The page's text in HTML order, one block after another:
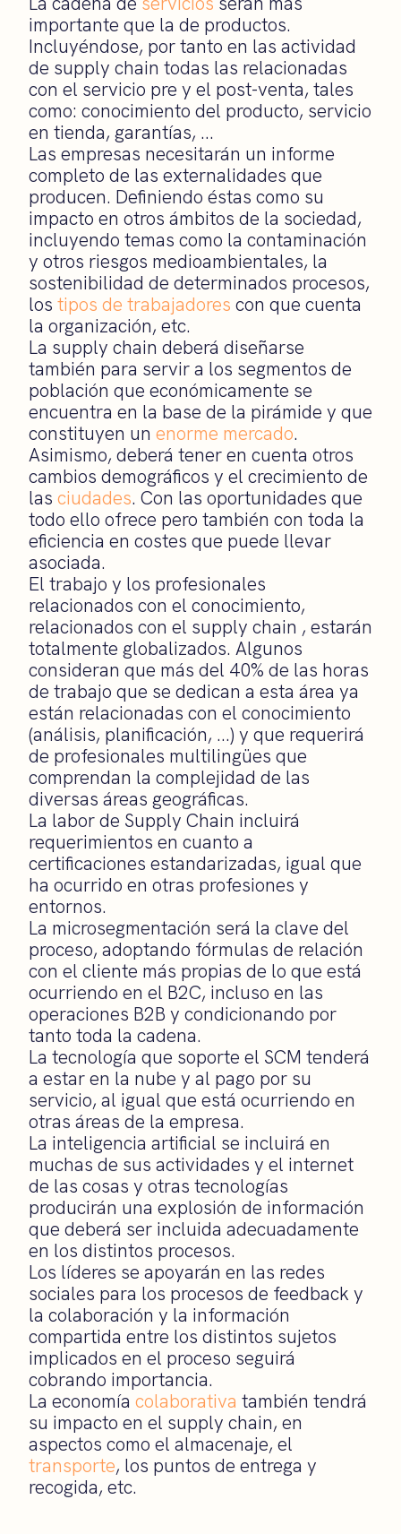
importante que la de productos.
Incluyéndose, por tanto en las actividad
de supply chain todas las relacionadas
con el servicio pre y el post-venta, tales
como: conocimiento del producto, servicio
en tienda, garantías, …
Las empresas necesitarán un informe
completo de las externalidades que
producen. Definiendo éstas como su
impacto en otros ámbitos de la sociedad,
incluyendo temas como la contaminación
y otros riesgos medioambientales, la
sostenibilidad de determinados procesos,
los tipos de trabajadores con que cuenta
la organización, etc.
La supply chain deberá diseñarse
también para servir a los segmentos de
población que económicamente se
encuentra en la base de la pirámide y que
constituyen un enorme mercado.
Asimismo, deberá tener en cuenta otros
cambios demográficos y el crecimiento de
las ciudades. Con las oportunidades que
todo ello ofrece pero también con toda la
eficiencia en costes que puede llevar
asociada.
El trabajo y los profesionales
relacionados con el conocimiento,
relacionados con el supply chain , estarán
totalmente globalizados. Algunos
consideran que más del 40% de las horas
de trabajo que se dedican a esta área ya
están relacionadas con el conocimiento
(análisis, planificación, …) y que requerirá
de profesionales multilingües que
comprendan la complejidad de las
diversas áreas geográficas.
La labor de Supply Chain incluirá
requerimientos en cuanto a
certificaciones estandarizadas, igual que
ha ocurrido en otras profesiones y
entornos.
La microsegmentación será la clave del
proceso, adoptando fórmulas de relación
con el cliente más propias de lo que está
ocurriendo en el B2C, incluso en las
operaciones B2B y condicionando por
tanto toda la cadena.
La tecnología que soporte el SCM tenderá
a estar en la nube y al pago por su
servicio, al igual que está ocurriendo en
otras áreas de la empresa.
La inteligencia artificial se incluirá en
muchas de sus actividades y el internet
de las cosas y otras tecnologías
producirán una explosión de información
que deberá ser incluida adecuadamente
en los distintos procesos.
Los líderes se apoyarán en las redes
sociales para los procesos de feedback y
la colaboración y la información
compartida entre los distintos sujetos
implicados en el proceso seguirá
cobrando importancia.
La economía colaborativa también tendrá
su impacto en el supply chain, en
aspectos como el almacenaje, el
transporte, los puntos de entrega y
recogida, etc.